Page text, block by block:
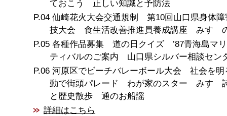
ておこう 正しい知識と予防法
仙崎花火大会交通規制 第10回山口県身体障
技大会 食生活改善推進員養成講座 みすゞ
各種作品募集 道の日クイズ ’87青海島マ
ティバルのご案内 山口県シルバー相談セン
河原区でビーチバレーボール大会 社会を明
動で街頭パレード わが家のスター みすゞ
と歴史散歩 通のお船謡
詳細はこちら